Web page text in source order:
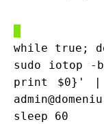
while true;
sudo iotop
print $0}' |
sleep 60